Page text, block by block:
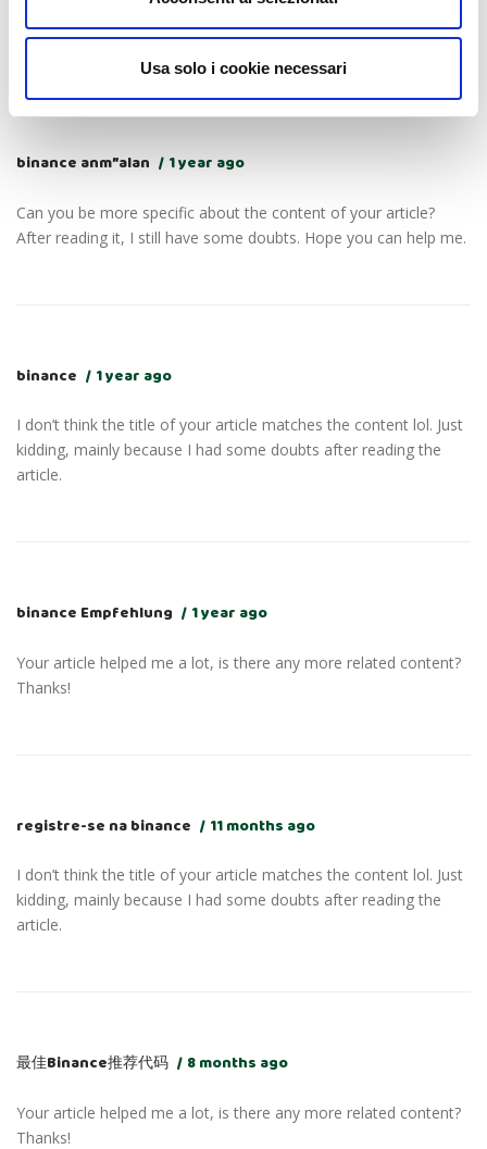
Usa solo i cookie necessari
But, I have a question, can you help me?
binance anm”alan 1 year ago
Can you be more specific about the content of your article?
After reading it, I still have some doubts. Hope you can help me.
binance 1 year ago
I don’t think the title of your article matches the content lol. Just
kidding, mainly because I had some doubts after reading the
article.
binance Empfehlung 1 year ago
Your article helped me a lot, is there any more related content?
Thanks!
registre-se na binance 11 months ago
I don’t think the title of your article matches the content lol. Just
kidding, mainly because I had some doubts after reading the
article.
最佳Binance推荐代码 8 months ago
Your article helped me a lot, is there any more related content?
Thanks!